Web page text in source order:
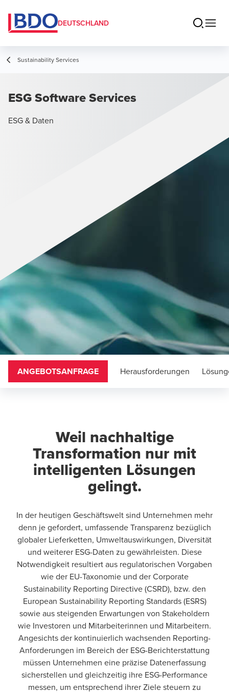
DEUTSCHLAND
Sustainability Services
ESG Software Services
ESG & Daten
ANGEBOTSANFRAGE Herausforderungen
Weil nachhaltige
Transformation nur mit
intelligenten Lösungen
gelingt.
In der heutigen Geschäftswelt sind Unternehmen mehr
denn je gefordert, umfassende Transparenz bezüglich
globaler Lieferketten, Umweltauswirkungen, Diversität
und weiterer ESG-Daten zu gewährleisten. Diese
Notwendigkeit resultiert aus regulatorischen Vorgaben
wie der EU-Taxonomie und der Corporate
Sustainability Reporting Directive (CSRD), bzw. den
European Sustainability Reporting Standards (ESRS)
sowie aus steigenden Erwartungen von Stakeholdern
wie Investoren und Mitarbeiterinnen und Mitarbeitern.
Angesichts der kontinuierlich wachsenden Reporting-
Anforderungen im Bereich der ESG-Berichterstattung
müssen Unternehmen eine präzise Datenerfassung
sicherstellen und gleichzeitig ihre ESG-Performance
messen, um entsprechend ihrer Ziele steuern zu